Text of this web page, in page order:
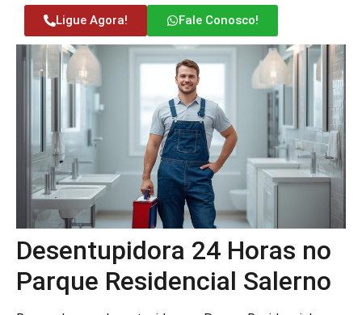
Ligue Agora! Fale Conosco!
Desentupidora 24 Horas no
Parque Residencial Salerno